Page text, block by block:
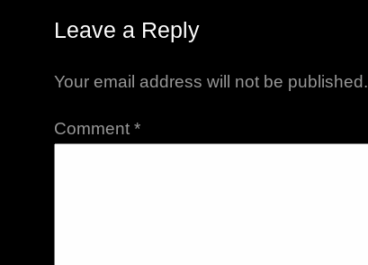
Leave a Reply
Your email address will not be published.
Comment *